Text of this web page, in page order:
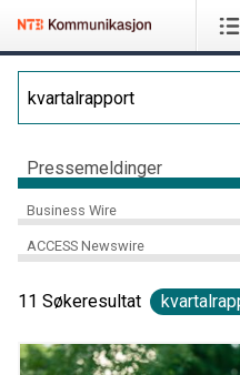
Pressemeldinger
Business Wire
ACCESS Newswire
11 Søkeresultat